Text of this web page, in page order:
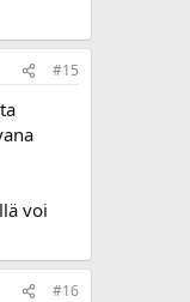
#15
voi
#16